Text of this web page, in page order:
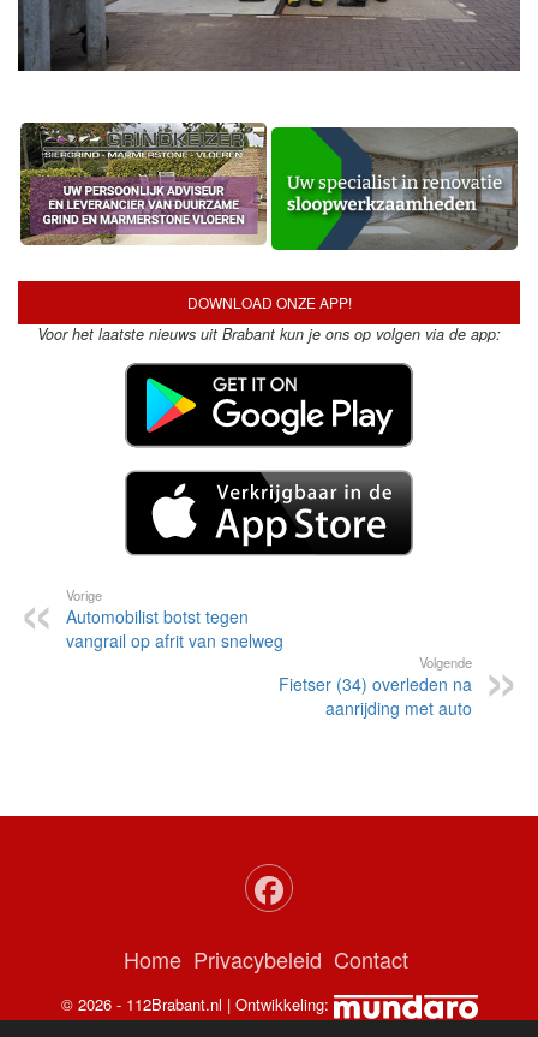
DOWNLOAD ONZE APP!
Voor het laatste nieuws uit Brabant kun je ons op volgen via de app:
Vorige
Automobilist botst tegen
vangrail op afrit van snelweg
Volgende
Fietser (34) overleden na
aanrijding met auto
Home Privacybeleid Contact
© 2026 - 112Brabant.nl | Ontwikkeling: